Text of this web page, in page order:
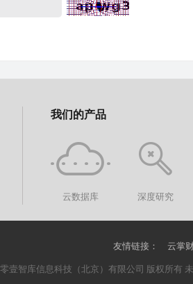
我们的产品
云数据库 深度研究
友情链接： 云掌
零壹智库信息科技（北京）有限公司 版权所有